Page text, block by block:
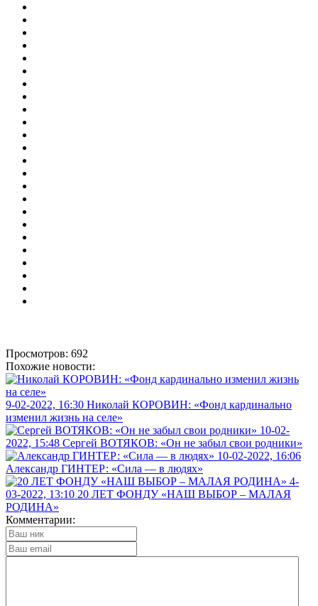
Просмотров: 692
Похожие новости:
9-02-2022, 16:30 Николай КОРОВИН: «Фонд кардинально
изменил жизнь на селе»
10-02-
2022, 15:48 Сергей ВОТЯКОВ: «Он не забыл свои родники»
10-02-2022, 16:06
Александр ГИНТЕР: «Сила — в людях»
4-
03-2022, 13:10 20 ЛЕТ ФОНДУ «НАШ ВЫБОР – МАЛАЯ
РОДИНА»
Комментарии: